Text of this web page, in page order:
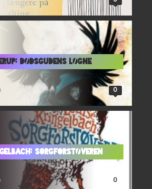
Dødsgudens løgne
0
Sorgforstøveren
0